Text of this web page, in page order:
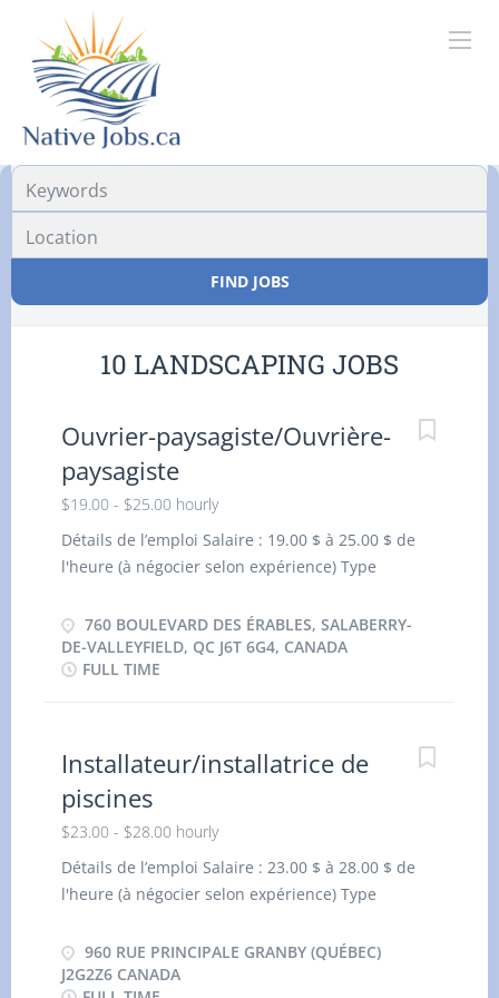
FIND JOBS
10 LANDSCAPING JOBS
Ouvrier-paysagiste/Ouvrière-
paysagiste
$19.00 - $25.00 hourly
Détails de l’emploi Salaire : 19.00 $ à 25.00 $ de
l'heure (à négocier selon expérience) Type
: 760 Boulevard des Érables, Salaberry-de-
Valleyfield, QC J6T 6G4, Canada Date : Début 2027
Plusieurs postes disponibles Heures
et de paysagement sur les sites ; Planter d’arbres,
arbustes, fleurs et autres végétaux ; Installer de
gazon et d’autres aménagements, tels que pierre
décorative, paillis, structures légères, mobilier
urbain, etc. ; Participer à la préparation, au
nivellement et à la compaction des surfaces ;
avec les matériaux pour la finition des zones
excavées ; Effectuer l’entretien et le nettoyage des
760 BOULEVARD DES ÉRABLES, SALABERRY-
DE-VALLEYFIELD, QC J6T 6G4, CANADA
FULL TIME
Installateur/installatrice de
piscines
$23.00 - $28.00 hourly
Détails de l’emploi Salaire : 23.00 $ à 28.00 $ de
l'heure (à négocier selon expérience) Type
960 rue Principale Granby (Québec) J2G2Z6
Canada Date : Début 2027 Plusieurs postes
960 RUE PRINCIPALE GRANBY (QUÉBEC)
J2G2Z6 CANADA